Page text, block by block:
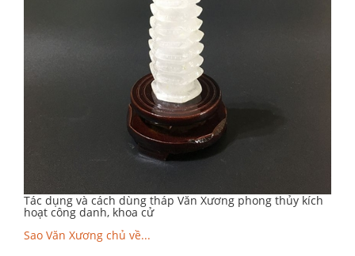
Tác dụng và cách dùng tháp Văn Xương phong thủy kích
hoạt công danh, khoa cử
Sao Văn Xương chủ về...